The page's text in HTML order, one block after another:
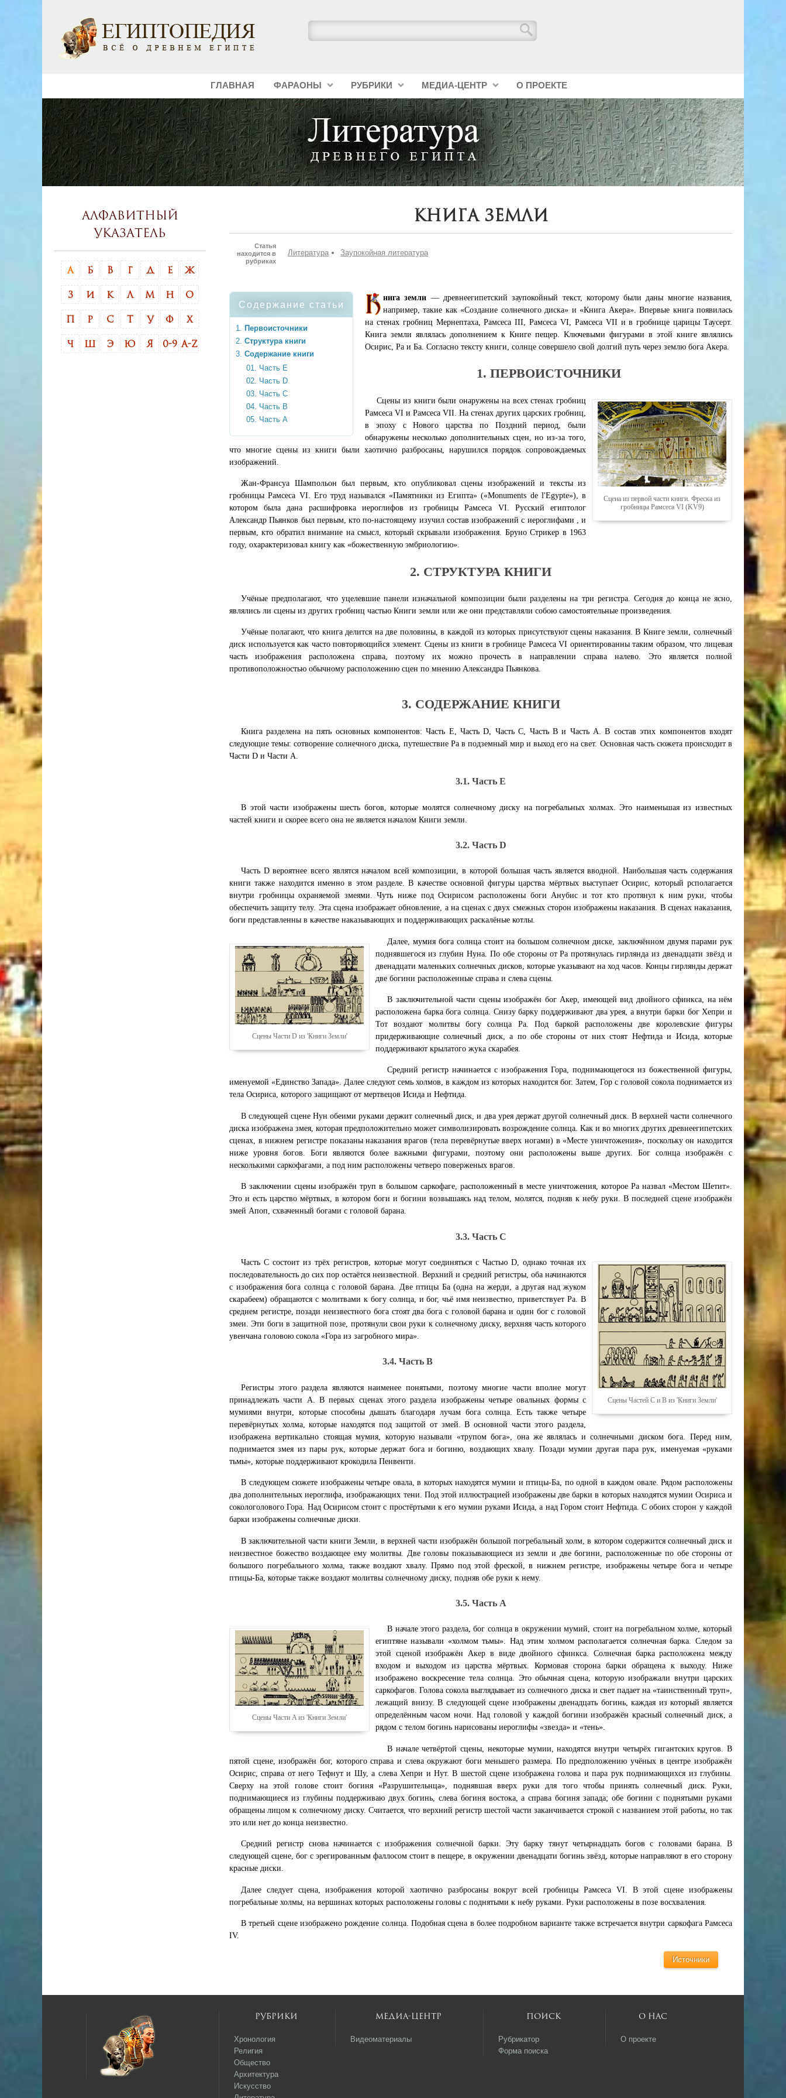
ГЛАВНАЯ ФАРАОНЫ РУБРИКИ МЕДИА-ЦЕНТР О ПРОЕКТЕ
Книга Земли
Статья
находится в
рубриках
Литература Заупокойная литература
Содержание статьи
Первоисточники
Структура книги
Содержание книги
Часть Е
Часть D
Часть C
Часть B
Часть A
нига земли — древнеегипетский заупокойный текст, которому были даны многие названия,
например, такие как «Создание солнечного диска» и «Книга Акера». Впервые книга появилась
на стенах гробниц Мернептаха, Рамсеса III, Рамсеса VI, Рамсеса VII и в гробнице царицы Таусерт.
Книга земли являлась дополнением к Книге пещер. Ключевыми фигурами в этой книге являлись
Осирис, Ра и Ба. Согласно тексту книги, солнце совершело свой долгий путь через землю бога Акера.
1. ПЕРВОИСТОЧНИКИ
Сцена из первой части книги. Фреска из
гробницы Рамсеса VI (KV9)
Сцены из книги были онаружены на всех стенах гробниц
Рамсеса VI и Рамсеса VII. На стенах других царских гробниц,
в эпоху с Нового царства по Поздний период, были
обнаружены несколько дополнительных сцен, но из-за того,
что многие сцены из книги были хаотично разбросаны, нарушился порядок сопровождаемых
изображений.
Жан-Франсуа Шампольон был первым, кто опубликовал сцены изображений и тексты из
гробницы Рамсеса VI. Его труд назывался «Памятники из Египта» («Monuments de l'Egypte»), в
котором была дана расшифровка иероглифов из гробницы Рамсеса VI. Русский египтолог
Александр Пьянков был первым, кто по-настоящему изучил состав изображений с иероглифами , и
первым, кто обратил внимание на смысл, который скрывали изображения. Бруно Стрикер в 1963
году, охарактеризовал книгу как «божественную эмбриологию».
2. СТРУКТУРА КНИГИ
Учёные предполагают, что уцелевшие панели изначальной композиции были разделены на три регистра. Сегодня до конца не ясно,
являлись ли сцены из других гробниц частью Книги земли или же они представляли собою самостоятельные произведения.
Учёные полагают, что книга делится на две половины, в каждой из которых присутствуют сцены наказания. В Книге земли, солнечный
диск используется как часто повторяющийся элемент. Сцены из книги в гробнице Рамсеса VI ориентированны таким образом, что лицевая
часть изображения расположена справа, поэтому их можно прочесть в направлении справа налево. Это является полной
противоположностью обычному расположению сцен по мнению Александра Пьянкова.
3. СОДЕРЖАНИЕ КНИГИ
Книга разделена на пять основных компонентов: Часть Е, Часть D, Часть С, Часть В и Часть А. В состав этих компонентов входят
следующие темы: сотворение солнечного диска, путешествие Ра в подземный мир и выход его на свет. Основная часть сюжета происходит в
Части D и Части А.
3.1. Часть Е
В этой части изображены шесть богов, которые молятся солнечному диску на погребальных холмах. Это наименьшая из известных
частей книги и скорее всего она не является началом Книги земли.
3.2. Часть D
Часть D вероятнее всего являтся началом всей композиции, в которой большая часть является вводной. Наибольшая часть содержания
книги также находится именно в этом разделе. В качестве основной фигуры царства мёртвых выступает Осирис, который рсполагается
внутри гробницы охраняемой змеями. Чуть ниже под Осирисом расположены боги Анубис и тот кто протянул к ним руки, чтобы
обеспечить защиту телу. Эта сцена изображает обновление, а на сценах с двух смежных сторон изображены наказания. В сценах наказания,
боги представленны в качестве наказывающих и поддерживающих раскалёные котлы.
Сцены Части D из 'Книги Земли'
Далее, мумия бога солнца стоит на большом солнечном диске, заключённом двумя парами рук
поднявшегося из глубин Нуна. По обе стороны от Ра протянулась гирлянда из двенадцати звёзд и
двенадцати маленьких солнечных дисков, которые указывают на ход часов. Концы гирлянды держат
две богини расположенные справа и слева сцены.
В заключительной части сцены изображён бог Акер, имеющей вид двойного сфинкса, на нём
расположена барка бога солнца. Снизу барку поддерживают два урея, а внутри барки бог Хепри и
Тот воздают молитвы богу солнца Ра. Под баркой расположены две королевские фигуры
придерживающие солнечный диск, а по обе стороны от них стоят Нефтида и Исида, которые
поддерживают крылатого жука скарабея.
Средний регистр начинается с изображения Гора, поднимающегося из божественной фигуры,
именуемой «Единство Запада». Далее следуют семь холмов, в каждом из которых находится бог. Затем, Гор с головой сокола поднимается из
тела Осириса, которого защищают от мертвецов Исида и Нефтида.
В следующей сцене Нун обеими руками держит солнечный диск, и два урея держат другой солнечный диск. В верхней части солнечного
диска изображена змея, которая предположительно может символизировать возрождение солнца. Как и во многих других древнеегипетских
сценах, в нижнем регистре показаны наказания врагов (тела перевёрнутые вверх ногами) в «Месте уничтожения», поскольку он находится
ниже уровня богов. Боги являются более важными фигурами, поэтому они расположены выше других. Бог солнца изображён с
несколькими саркофагами, а под ним расположены четверо поверженых врагов.
В заключении сцены изображён труп в большом саркофаге, расположенный в месте уничтожения, которое Ра назвал «Местом Шетит».
Это и есть царство мёртвых, в котором боги и богини возвышаясь над телом, молятся, подняв к небу руки. В последней сцене изображён
змей Апоп, схваченный богами с головой барана.
3.3. Часть C
Сцены Частей C и B из 'Книги Земли'
Часть C состоит из трёх регистров, которые могут соединяться с Частью D, однако точная их
последовательность до сих пор остаётся неизвестной. Верхний и средний регистры, оба начинаются
с изображения бога солнца с головой барана. Две птицы Ба (одна на жерди, а другая над жуком
скарабеем) обращаются с молитвами к богу солнца, и бог, чьё имя неизвестно, приветствует Ра. В
среднем регистре, позади неизвестного бога стоят два бога с головой барана и один бог с головой
змеи. Эти боги в защитной позе, протянули свои руки к солнечному диску, верхняя часть которого
увенчана головою сокола «Гора из загробного мира».
3.4. Часть B
Регистры этого раздела являются наименее понятыми, поэтому многие части вполне могут
принадлежать части А. В первых сценах этого раздела изображены четыре овальных формы с
мумиями внутри, которые способны дышать благодаря лучам бога солнца. Есть также четыре
перевёрнутых холма, которые находятся под защитой от змей. В основной части этого раздела,
изображена вертикально стоящая мумия, которую называли «трупом бога», она же являлась и солнечными диском бога. Перед ним,
поднимается змея из пары рук, которые держат бога и богиню, воздающих хвалу. Позади мумии другая пара рук, именуемая «руками
тьмы», которые поддерживают крокодила Пенвенти.
В следующем сюжете изображены четыре овала, в которых находятся мумии и птицы-Ба, по одной в каждом овале. Рядом расположены
два дополнительных иероглифа, изображающих тени. Под этой иллюстрацией изображены две барки в которых находятся мумии Осириса и
сокологолового Гора. Над Осирисом стоит с простёртыми к его мумии руками Исида, а над Гором стоит Нефтида. С обоих сторон у каждой
барки изображены солнечные диски.
В заключительной части книги Земли, в верхней части изображён большой погребальный холм, в котором содержится солнечный диск и
неизвестное божество воздающее ему молитвы. Две головы показывающиеся из земли и две богини, расположенные по обе стороны от
большого погребального холма, также воздают хвалу. Прямо под этой фреской, в нижнем регистре, изображены четыре бога и четыре
птицы-Ба, которые также воздают молитвы солнечному диску, подняв обе руки к нему.
3.5. Часть A
Сцены Части A из 'Книги Земли'
В начале этого раздела, бог солнца в окружении мумий, стоит на погребальном холме, который
египтяне называли «холмом тьмы». Над этим холмом располагается солнечная барка. Следом за
этой сценой изображён Акер в виде двойного сфинкса. Солнечная барка расположена между
входом и выходом из царства мёртвых. Кормовая сторона барки обращена к выходу. Ниже
изображено воскресение тела солнца. Это обычная сцена, которую изображали внутри царских
саркофагов. Голова сокола выглядывает из солнечного диска и свет падает на «таинственный труп»,
лежащий внизу. В следующей сцене изображены двенадцать богинь, каждая из который является
определённым часом ночи. Над головой у каждой богини изображён красный солнечный диск, а
рядом с телом богинь нарисованы иероглифы «звезда» и «тень».
В начале четвёртой сцены, некоторые мумии, находятся внутри четырёх гигантских кругов. В
пятой сцене, изображён бог, которого справа и слева окружают боги меньшего размера. По предположению учёных в центре изображён
Осирис, справа от него Тефнут и Шу, а слева Хепри и Нут. В шестой сцене изображена голова и пара рук поднимающихся из глубины.
Сверху на этой голове стоит богиня «Разрушительнца», поднявшая вверх руки для того чтобы принять солнечный диск. Руки,
поднимающиеся из глубины поддерживаю двух богинь, слева богиня востока, а справа богиня запада; обе богини с поднятыми руками
обращены лицом к солнечному диску. Считается, что верхний регистр шестой части заканчивается строкой с названием этой работы, но так
это или нет до конца неизвестно.
Средний регистр снова начинается с изображения солнечной барки. Эту барку тянут четырнадцать богов с головами барана. В
следующей сцене, бог с эрегированным фаллосом стоит в пещере, в окружении двенадцати богинь звёзд, которые направляют в его сторону
красные диски.
Далее следует сцена, изображения которой хаотично разбросаны вокруг всей гробницы Рамсеса VI. В этой сцене изображены
погребальные холмы, на вершинах которых расположены головы с поднятыми к небу руками. Руки расположены в позе восхваления.
В третьей сцене изображено рождение солнца. Подобная сцена в более подробном варианте также встречается внутри саркофага Рамсеса
IV.
Источники
Алфавитный
указатель
А Б В Г Д Е Ж
З И К Л М Н О
Р С Т У Ф Х
Ч Э Ю Я 0-9 A-Z
Рубрики
Хронология
Религия
Общество
Архитектура
Искусство
Медиа-центр
Видеоматериалы
Поиск
Рубрикатор
Форма поиска
О нас
О проекте